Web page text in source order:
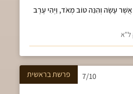
עָשָׂה וְהִנֵּה טוֹב מְאֹד, וַיְהִי עֶרֶב
ל"א
7/10 פרשתבראשית